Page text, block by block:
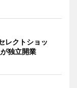
レクトショッ
独立開業